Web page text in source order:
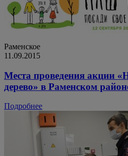
Раменское
11.09.2015
Места проведения акции
дерево» в Раменском
Подробнее